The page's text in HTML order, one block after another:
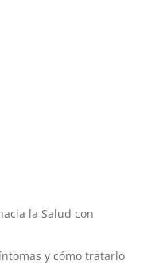
la Salud con
y cómo tratarlo